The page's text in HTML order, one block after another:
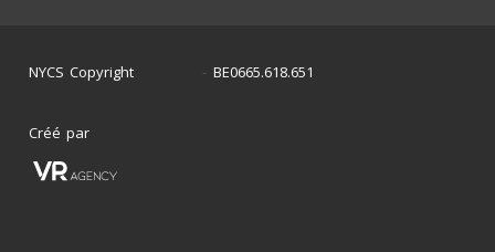
NYCS Copyright - BE0665.618.651
Créé par